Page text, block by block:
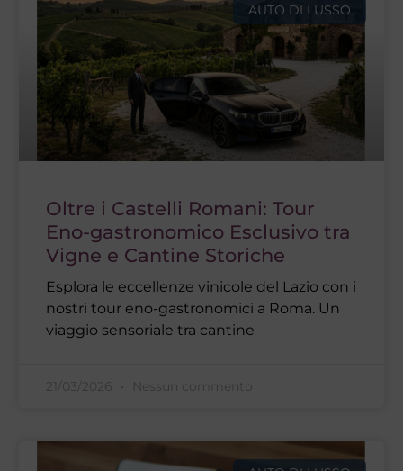
AUTO DI LUSSO
Oltre i Castelli Romani: Tour
Eno-gastronomico Esclusivo tra
Vigne e Cantine Storiche
Esplora le eccellenze vinicole del Lazio con i
nostri tour eno-gastronomici a Roma. Un
viaggio sensoriale tra cantine
21/03/2026 Nessun commento